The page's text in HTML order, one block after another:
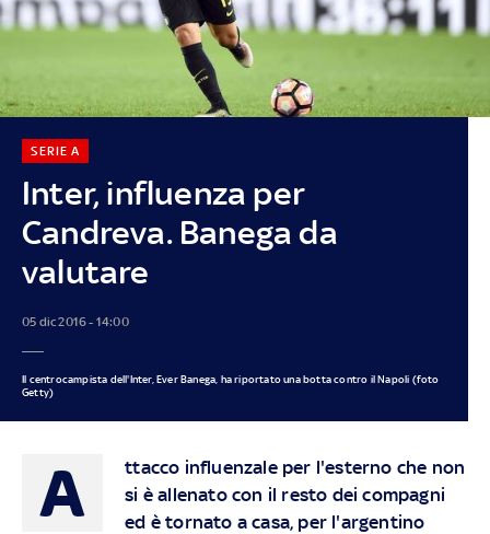
Inter, influenza per
Candreva. Banega da
valutare
SERIE A
05 dic 2016 - 14:00
Il centrocampista dell'Inter, Ever Banega, ha riportato una botta contro il Napoli (foto
Getty)
A
ttacco influenzale per l'esterno che non
si è allenato con il resto dei compagni
ed è tornato a casa, per l'argentino